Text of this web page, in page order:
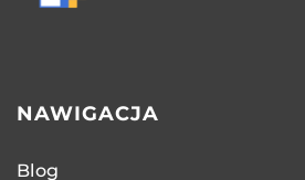
NAWIGACJA
Blog